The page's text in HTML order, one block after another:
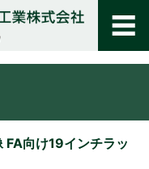
FA向け19インチラッ